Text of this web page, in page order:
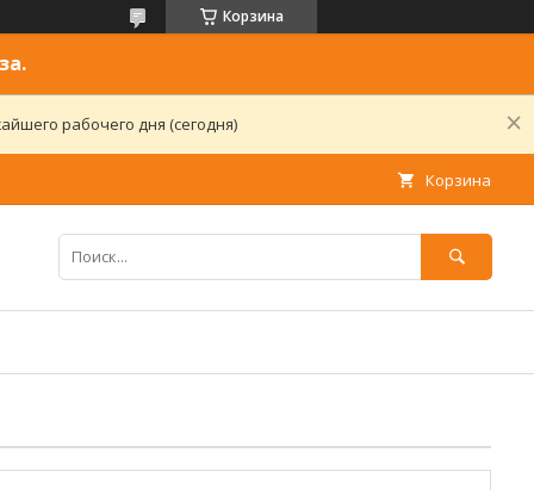
Корзина
рабочего дня (сегодня)
Корзина